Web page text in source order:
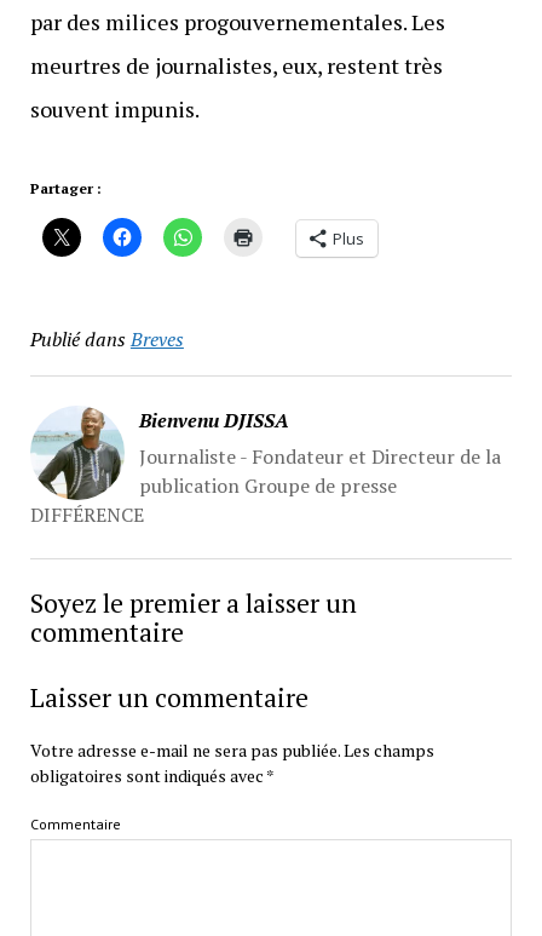
par des milices progouvernementales. Les
meurtres de journalistes, eux, restent très
souvent impunis.
Partager :
Plus
Publié dansBreves
Bienvenu DJISSA
Journaliste - Fondateur et Directeur de la
publication Groupe de presse
DIFFÉRENCE
Soyez le premier a laisser un
commentaire
Laisser un commentaire
Votre adresse e-mail ne sera pas publiée.Les champs
obligatoires sont indiqués avec *
Commentaire